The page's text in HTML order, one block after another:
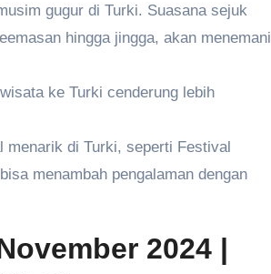
gugur di Turki. Suasana sejuk
hingga jingga, akan menemani
ke Turki cenderung lebih
menarik di Turki, seperti Festival
menambah pengalaman dengan
2024 |